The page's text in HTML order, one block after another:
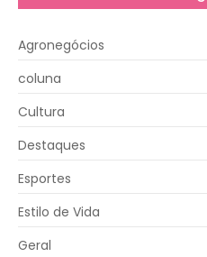
Agronegócios
coluna
Cultura
Destaques
Esportes
Estilo de Vida
Geral